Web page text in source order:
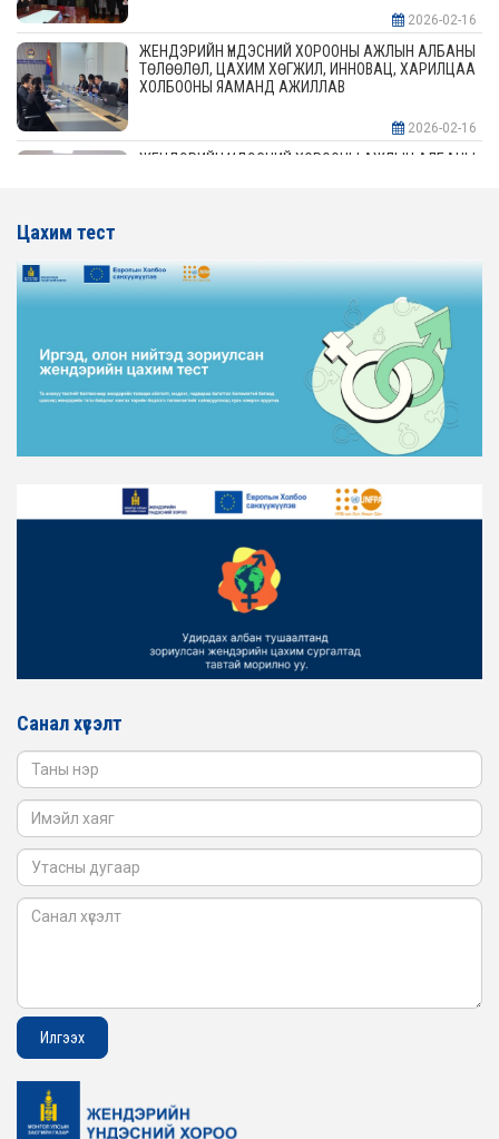
2026-02-16
ЖЕНДЭРИЙН ҮНДЭСНИЙ ХОРООНЫ АЖЛЫН АЛБАНЫ
ТӨЛӨӨЛӨЛ, ЦАХИМ ХӨГЖИЛ, ИННОВАЦ, ХАРИЛЦАА
ХОЛБООНЫ ЯАМАНД АЖИЛЛАВ
2026-02-16
ЖЕНДЭРИЙН ҮНДЭСНИЙ ХОРООНЫ АЖЛЫН АЛБАНЫ
ЖЕНДЭРИЙН ҮНДЭСНИЙ ХОРООНЫ АЖЛЫН АЛБАНЫ
ТӨЛӨӨЛӨЛ ХОТ БАЙГУУЛАЛТ, БАРИЛГА, ОРОН
СУУЦЖУУЛАЛТЫН ЯАМАНД АЖИЛЛАВ
2026-02-16
ЖЕНДЭРИЙН ЭРХ ТЭГШ БАЙДЛЫГ ХАНГАХ ҮЙЛ
АЖИЛЛАГААГ ЭРЧИМЖҮҮЛЭХ САРЫН ХУВААРЬТАЙ
2026-02-16
ТӨЛӨӨЛӨЛ ЗАМ ТЭЭВРИЙН ЯАМАНД АЖИЛЛАВ
ЖЕНДЭРИЙН ҮНДЭСНИЙ ХОРООНЫ АЖЛЫН АЛБАНЫ
ТӨЛӨӨЛӨЛ БАТЛАН ХАМГААЛАХ ЯАМАНД
Цахим тест
Санал хүсэлт